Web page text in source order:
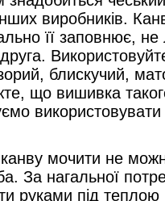
виробників.
її заповнює,
блискучий,
що вишивка
мочити не
За нагальної
руками під